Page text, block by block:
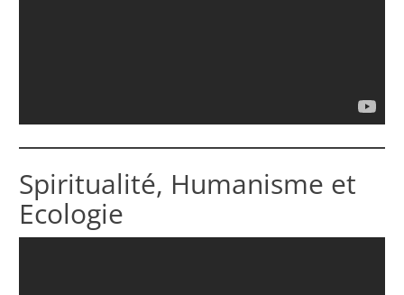
Spiritualité, Humanisme et
Ecologie